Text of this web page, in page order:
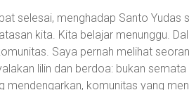
selesai, menghadap Santo Yudas
kita. Kita belajar menunggu.
Saya pernah melihat
lilin dan berdoa: bukan
komunitas yang